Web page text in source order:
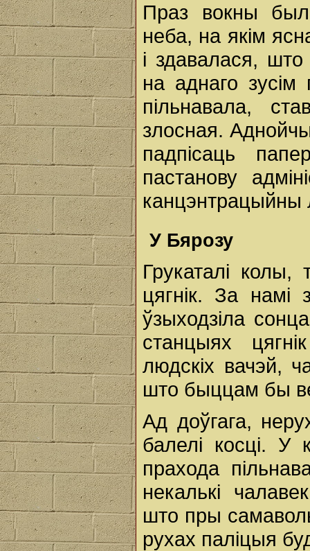
Праз вокны
неба, на якім
i здавалася, што
на аднаго
пільнавала,
злосная.
падпісаць
пастанову
канцэнтрацыйны
У Бярозу
Грукаталі колы,
цягнік. За намі
ўзыходзіла
станцыях
людскіх вачэй,
што быццам бы
Ад доўгага,
балелі косці. У
прахода
некалькі
што пры
рухах паліцыя